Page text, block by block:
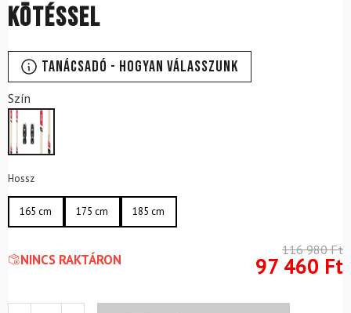
kötéssel
Tanácsadó - Hogyan válasszunk
Szín
Hossz
165 cm 175 cm 185 cm
NINCS RAKTÁRON
116 980Ft
97 460 Ft